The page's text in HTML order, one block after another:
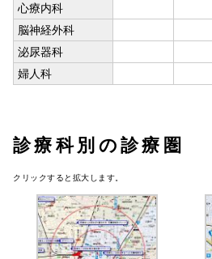
心療内科
脳神経外科
泌尿器科
婦人科
診療科別の診療圏
クリックすると拡大します。